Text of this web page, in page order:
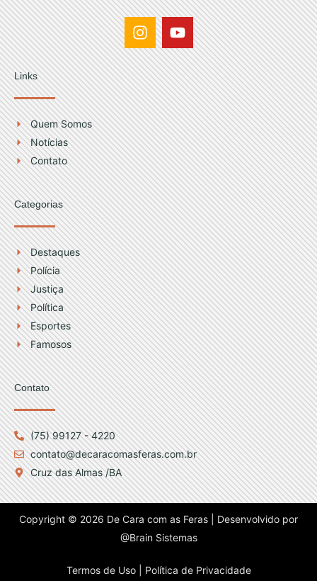
I
n
s
t
a
g
r
a
m
Y
o
u
t
u
b
e
Links
Quem Somos
Notícias
Contato
Categorias
Destaques
Polícia
Justiça
Política
Esportes
Famosos
Contato
(75) 99127 - 4220
contato@decaracomasferas.com.br
Cruz das Almas /BA
Copyright © 2026 De Cara com as Feras | Desenvolvido por
@Brain Sistemas
Termos de Uso | Política de Privacidade